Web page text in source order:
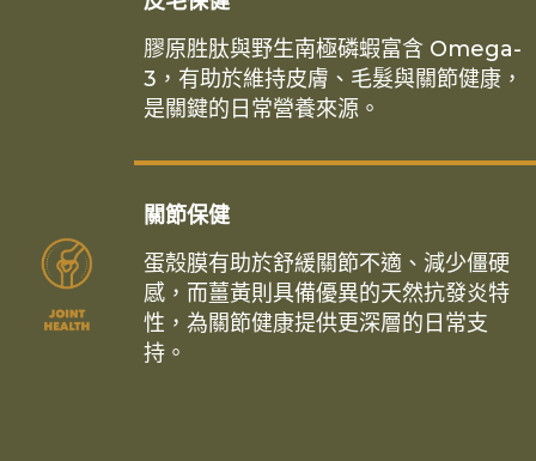
膠原胜肽與野生南極磷蝦富含 Omega-
3，有助於維持皮膚、毛髮與關節健康，
是關鍵的日常營養來源。
關節保健
蛋殼膜有助於舒緩關節不適、減少僵硬
感，而薑黃則具備優異的天然抗發炎特
性，為關節健康提供更深層的日常支
持。